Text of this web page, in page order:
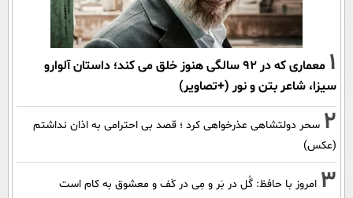
1
معماری که در 92 سالگی هنوز خلق می کند؛ داستان آلوارو
سیزا، شاعر بتن و نور (+تصاویر)
2 سحر دولتشاهی عذرخواهی کرد ؛ قصد بی احترامی به اذان نداشتم
(عکس)
3 امروز با حافظ: گُل در بَر و مِی در کَف و معشوق به کام است